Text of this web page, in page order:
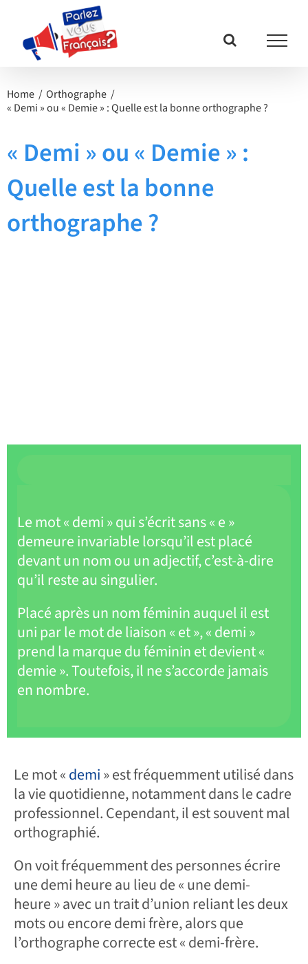
contenu
Home
Orthographe
« Demi » ou « Demie » : Quelle est la bonne orthographe ?
« Demi » ou « Demie » :
Quelle est la bonne
orthographe ?
Le mot « demi » qui s’écrit sans « e »
demeure invariable lorsqu’il est placé
devant un nom ou un adjectif, c’est-à-dire
qu’il reste au singulier.
Placé après un nom féminin auquel il est
uni par le mot de liaison « et », « demi »
prend la marque du féminin et devient «
demie ». Toutefois, il ne s’accorde jamais
en nombre.
Le mot «demi» est fréquemment utilisé dans
la vie quotidienne, notamment dans le cadre
professionnel. Cependant, il est souvent mal
orthographié.
On voit fréquemment des personnes écrire
une demi heure au lieu de « une demi-
heure » avec un trait d’union reliant les deux
mots ou encore demi frère, alors que
l’orthographe correcte est « demi-frère.